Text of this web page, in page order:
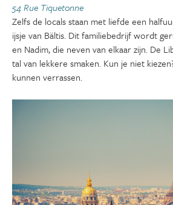
54 Rue Tiquetonne
Zelfs de locals staan met liefde een
ijsje van Bältis. Dit familiebedrijf wordt
en Nadim, die neven van elkaar zijn. De
tal van lekkere smaken. Kun je niet
kunnen verrassen.